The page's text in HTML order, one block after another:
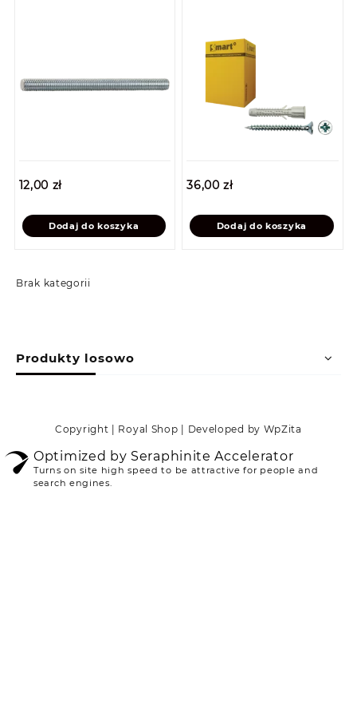
Brak kategorii
12,00 zł
Dodaj do koszyka
36,00zł
Dodaj do koszyka
Produkty losowo
Copyright | Royal Shop | Developed by WpZita
Optimized by Seraphinite Accelerator
Turns on site high speed to be attractive for people and
search engines.